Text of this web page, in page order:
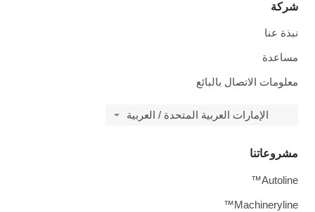
شركة
نبذة عنا
مساعدة
معلومات الاتصال بالبائع
الإمارات العربية المتحدة / العربية
مشروعاتنا
Autoline™
Machineryline™